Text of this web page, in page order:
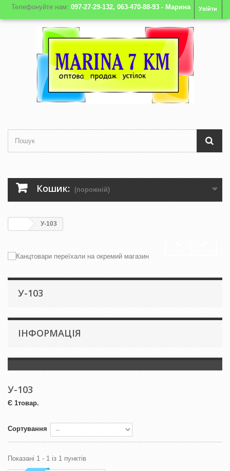
Увійти
Телефонуйте нам: 097-27-29-132, 063-470-88-93 - Марина
Кошик: (порожній)
У-103
У-103
IНФОРМАЦІЯ
У-103
Є 1товар.
Сортування
Показані 1 - 1 із 1 пунктів